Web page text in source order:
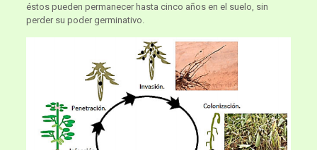
éstos pueden permanecer hasta cinco años en el suelo, sin
perder su poder germinativo.